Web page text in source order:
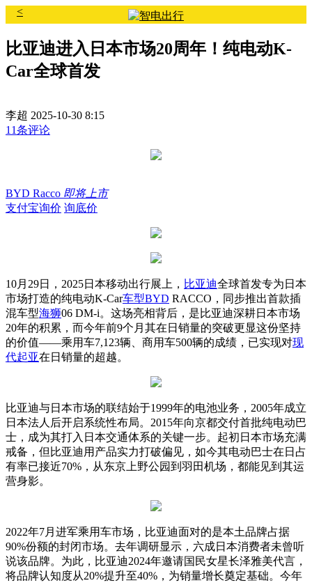
<
比亚迪进入日本市场20周年！纯电动K-
Car全球首发
李超 2025-10-30 8:15
11条评论
BYD Racco 即将上市
支付宝询价 询底价
10月29日，2025日本移动出行展上， 比亚迪全球首发专为日本
市场打造的纯电动K-Car车型BYD RACCO，同步推出首款插
混车型海狮06 DM-i。这场亮相背后，是比亚迪深耕日本市场
20年的积累，而今年前9个月其在日销量的突破更显这份坚持
的价值——乘用车7,123辆、商用车500辆的成绩，已实现对现
代起亚在日销量的超越。
比亚迪与日本市场的联结始于1999年的电池业务，2005年成立
日本法人后开启系统性布局。2015年向京都交付首批纯电动巴
士，成为其打入日本交通体系的关键一步。起初日本市场充满
戒备，但比亚迪用产品实力打破偏见，如今其电动巴士在日占
有率已接近70%，从东京上野公园到羽田机场，都能见到其运
营身影。
2022年7月进军乘用车市场，比亚迪面对的是本土品牌占据
90%份额的封闭市场。去年调研显示，六成日本消费者未曾听
说该品牌。为此，比亚迪2024年邀请国民女星长泽雅美代言，
将品牌认知度从20%提升至40%，为销量增长奠定基础。今年